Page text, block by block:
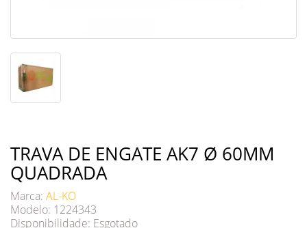
TRAVA DE ENGATE AK7 Ø 60MM
QUADRADA
Marca: AL-KO
Modelo: 1224343
Disponibilidade: Esgotado